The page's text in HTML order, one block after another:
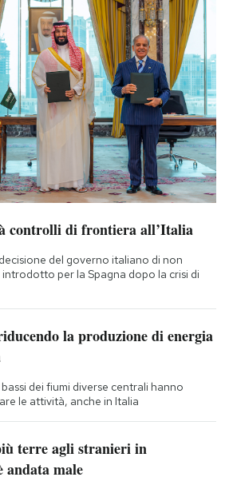
controlli di frontiera all’Italia
del governo italiano di non
per la Spagna dopo la crisi di
la produzione di energia
dei fiumi diverse centrali hanno
le attività, anche in Italia
terre agli stranieri in
andata male